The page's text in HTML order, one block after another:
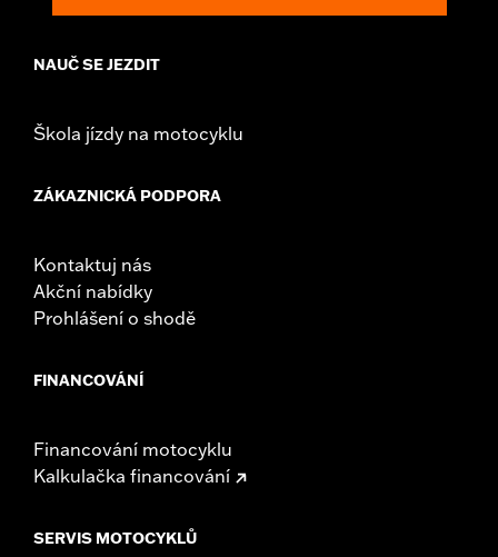
NAUČ SE JEZDIT
Škola jízdy na motocyklu
ZÁKAZNICKÁ PODPORA
Kontaktuj nás
Akční nabídky
Prohlášení o shodě
FINANCOVÁNÍ
Financování motocyklu
Kalkulačka financování
SERVIS MOTOCYKLŮ